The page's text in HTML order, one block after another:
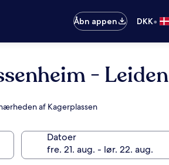
Åbn appen DKK•
- Leiden
af Kagerplassen
Datoer